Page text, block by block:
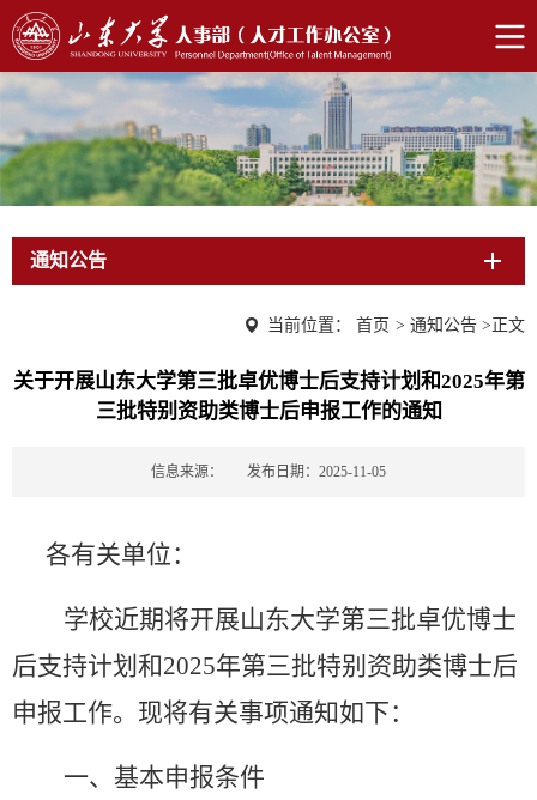
通知公告
当前位置： 首页 > 通知公告 >正文
关于开展山东大学第三批卓优博士后支持计划和2025年第
三批特别资助类博士后申报工作的通知
信息来源： 发布日期：2025-11-05
各有关单位：
学校近期将开展山东大学第三批卓优博士
后支持计划和2025年第三批特别资助类博士后
申报工作。现将有关事项通知如下：
一、基本申报条件